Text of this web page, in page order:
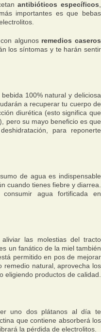
antibióticos específicos
importantes es que bebas
algunos remedios caseros
los síntomas y te harán sentir
100% natural y deliciosa
a recuperar tu cuerpo de
diurética (esto significa que
pero su mayo beneficio es que
para reponerte
de agua es indispensable
cuando tienes fiebre y diarrea.
agua fortificada en
las molestias del tracto
un fanático de la miel también
permitido en pos de mejorar
remedio natural, aprovecha los
eligiendo productos de calidad.
uno dos plátanos al día te
que contiene absorberá los
la pérdida de electrolitos.